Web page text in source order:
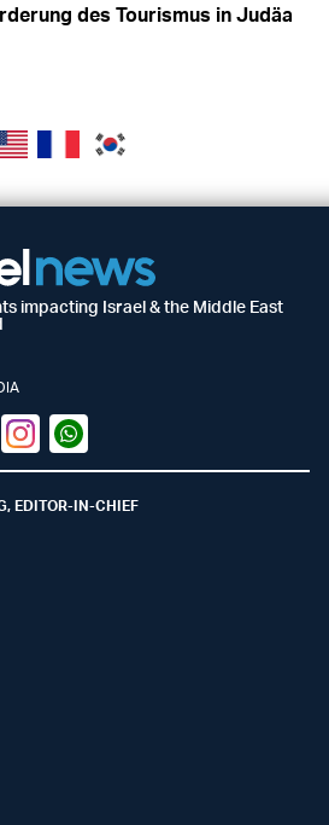
des Tourismus in Judäa
impacting Israel & the Middle East
InstagramWhatsapp
EDITOR-IN-CHIEF